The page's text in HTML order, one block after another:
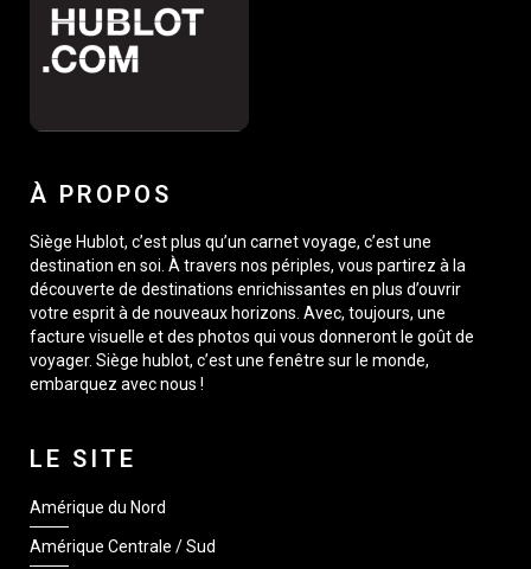
À PROPOS
Siège Hublot, c’est plus qu’un carnet voyage, c’est une
destination en soi. À travers nos périples, vous partirez à la
découverte de destinations enrichissantes en plus d’ouvrir
votre esprit à de nouveaux horizons. Avec, toujours, une
facture visuelle et des photos qui vous donneront le goût de
voyager. Siège hublot, c’est une fenêtre sur le monde,
embarquez avec nous !
LE SITE
Amérique du Nord
Amérique Centrale / Sud